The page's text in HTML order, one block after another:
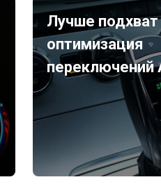
Лучше подхват
оптимизация
переключений